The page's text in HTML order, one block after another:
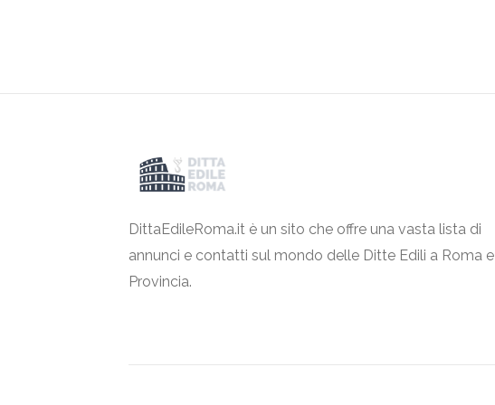
DittaEdileRoma.it è un sito che offre una vasta lista di
annunci e contatti sul mondo delle Ditte Edili a Roma e
Provincia.